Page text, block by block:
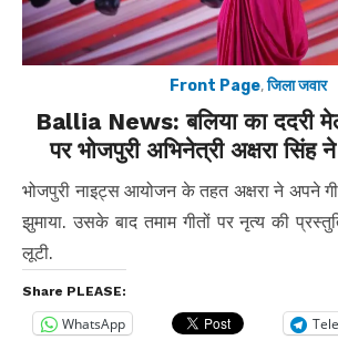
Front Page,जिला जवार
Ballia News: बलिया का ददरी
पर भोजपुरी अभिनेत्री अक्षरा सिंह
भोजपुरी नाइट्स आयोजन के तहत अक्षरा ने अपने
झुमाया. उसके बाद तमाम गीतों पर नृत्य की
लूटी.
Share PLEASE:
WhatsApp